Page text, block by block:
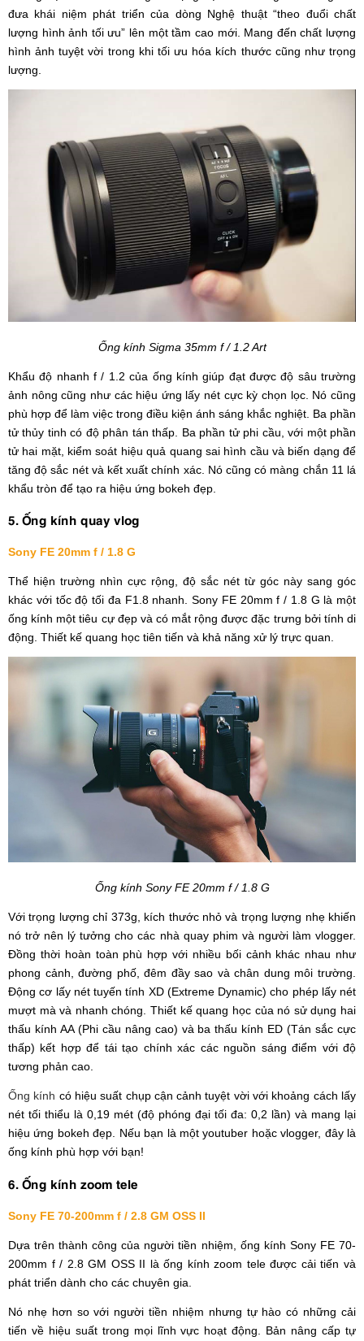
đưa khái niệm phát triển của dòng Nghệ thuật “theo đuổi chất
lượng hình ảnh tối ưu” lên một tầm cao mới. Mang đến chất lượng
hình ảnh tuyệt vời trong khi tối ưu hóa kích thước cũng như trọng
lượng.
Ống kính Sigma 35mm f / 1.2 Art
Khẩu độ nhanh f / 1.2 của ống kính giúp đạt được độ sâu trường
ảnh nông cũng như các hiệu ứng lấy nét cực kỳ chọn lọc. Nó cũng
phù hợp để làm việc trong điều kiện ánh sáng khắc nghiệt. Ba phần
tử thủy tinh có độ phân tán thấp. Ba phần tử phi cầu, với một phần
tử hai mặt, kiểm soát hiệu quả quang sai hình cầu và biến dạng để
tăng độ sắc nét và kết xuất chính xác. Nó cũng có màng chắn 11 lá
khẩu tròn để tạo ra hiệu ứng bokeh đẹp.
5. Ống kính quay vlog
Sony FE 20mm f / 1.8 G
Thể hiện trường nhìn cực rộng, độ sắc nét từ góc này sang góc
khác với tốc độ tối đa F1.8 nhanh. Sony FE 20mm f / 1.8 G là một
ống kính một tiêu cự đẹp và có mắt rộng được đặc trưng bởi tính di
động. Thiết kế quang học tiên tiến và khả năng xử lý trực quan.
Ống kính Sony FE 20mm f / 1.8 G
Với trọng lượng chỉ 373g, kích thước nhỏ và trọng lượng nhẹ khiến
nó trở nên lý tưởng cho các nhà quay phim và người làm vlogger.
Đồng thời hoàn toàn phù hợp với nhiều bối cảnh khác nhau như
phong cảnh, đường phố, đêm đầy sao và chân dung môi trường.
Động cơ lấy nét tuyến tính XD (Extreme Dynamic) cho phép lấy nét
mượt mà và nhanh chóng. Thiết kế quang học của nó sử dụng hai
thấu kính AA (Phi cầu nâng cao) và ba thấu kính ED (Tán sắc cực
thấp) kết hợp để tái tạo chính xác các nguồn sáng điểm với độ
tương phản cao.
Ống kính có hiệu suất chụp cận cảnh tuyệt vời với khoảng cách lấy
nét tối thiểu là 0,19 mét (độ phóng đại tối đa: 0,2 lần) và mang lại
hiệu ứng bokeh đẹp. Nếu bạn là một youtuber hoặc vlogger, đây là
ống kính phù hợp với bạn!
6. Ống kính zoom tele
Sony FE 70-200mm f / 2.8 GM OSS II
Dựa trên thành công của người tiền nhiệm, ống kính Sony FE 70-
200mm f / 2.8 GM OSS II là ống kính zoom tele được cải tiến và
phát triển dành cho các chuyên gia.
Nó nhẹ hơn so với người tiền nhiệm nhưng tự hào có những cải
tiến về hiệu suất trong mọi lĩnh vực hoạt động. Bản nâng cấp tự